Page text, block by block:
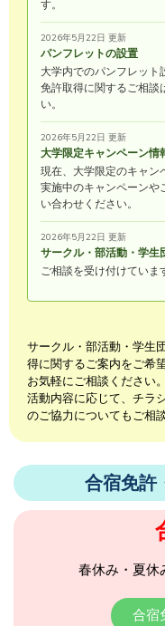
す。
2026年5月22日 更新
パンフレットの設置
大学内でのパンフレット
免許取得に関するご相談
い。
2026年5月22日 更新
大学限定キャンペーン情
現在、大学限定のキャン
実施中のキャンペーンや
い合わせください。
2026年5月22日 更新
サークル・部活動・学生
ご相談を受け付けていま
サークル・部活動・学生
得に関するご案内をご希
お気軽にご相談ください。
活動内容に応じて、チラ
のご協力についてもご相
合宿免許
春休み・夏休
合宿